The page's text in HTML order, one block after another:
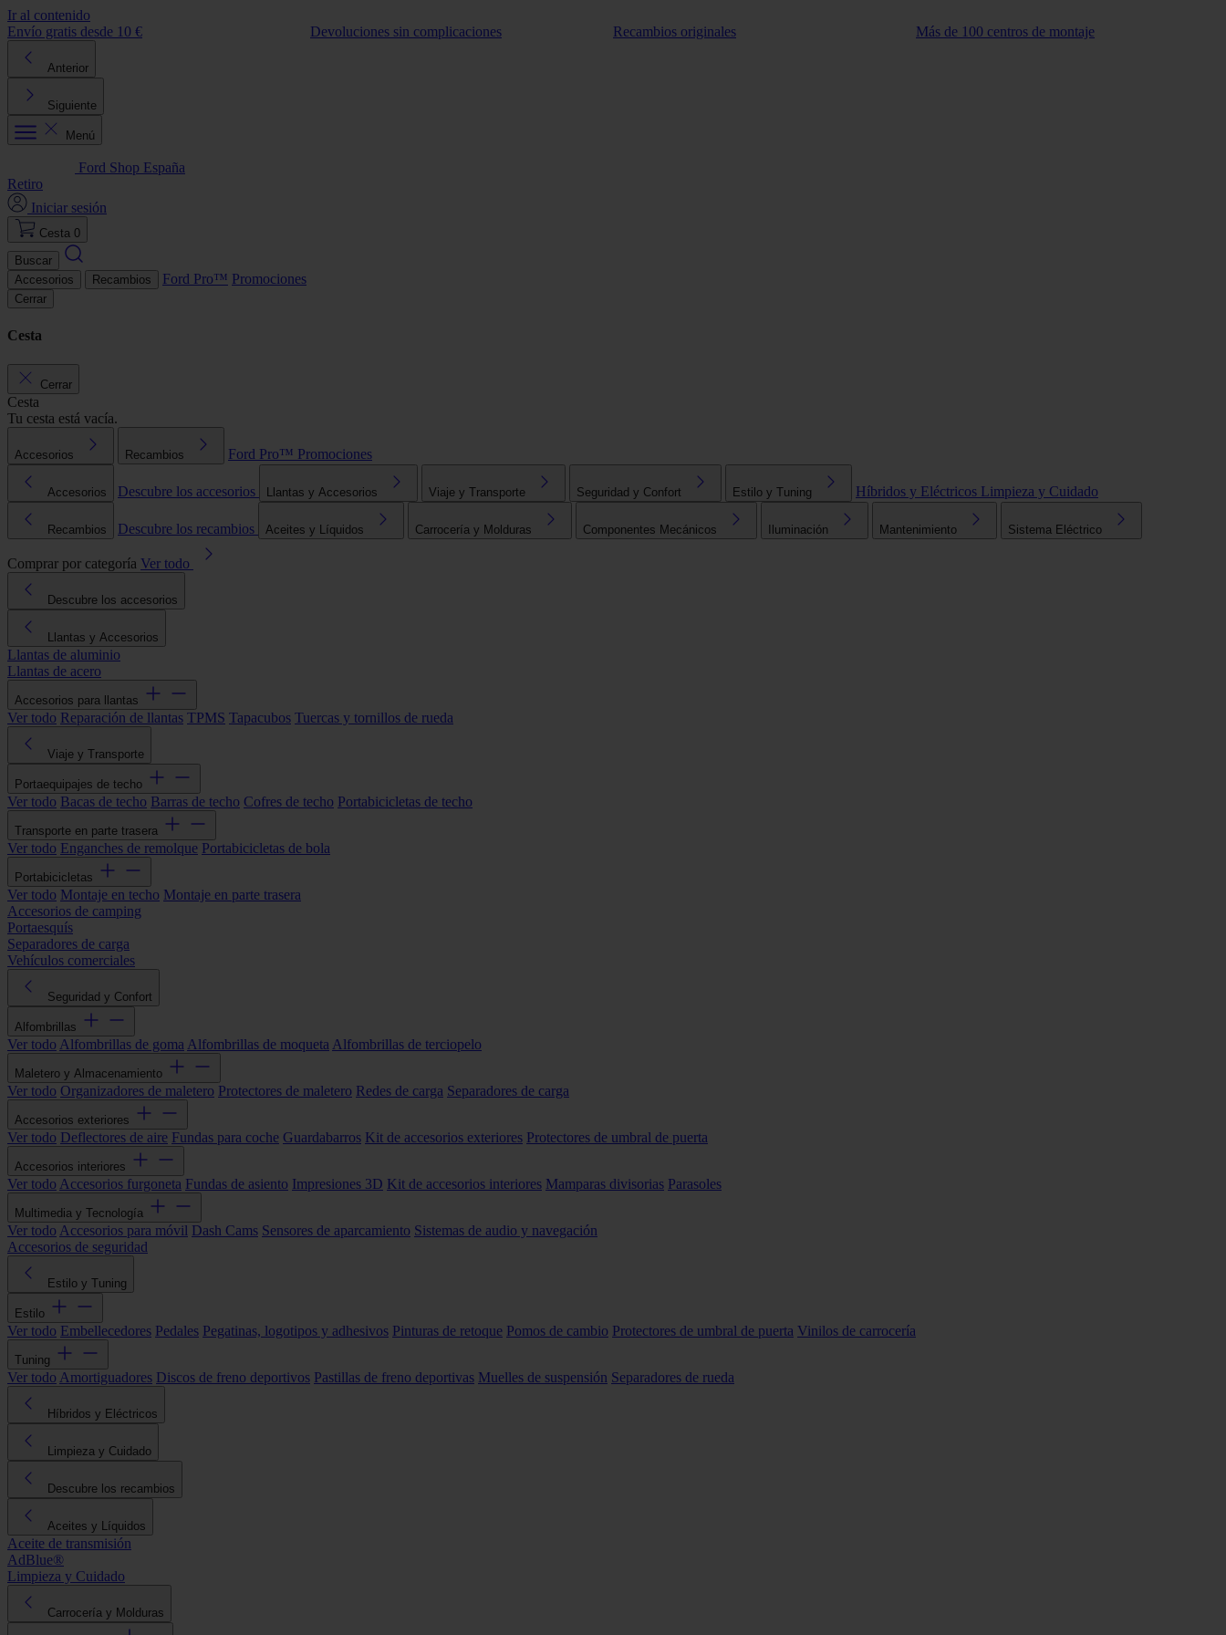
Ir al contenido
Envío gratis desde 10 €
Devoluciones sin complicaciones Recambios originales Más de 100 centros de montaje
Anterior
Siguiente
Menú
Ford Shop España
Retiro
Iniciar sesión
Cesta 0
Buscar
Accesorios
Recambios Ford Pro™ Promociones
Cerrar
Cesta
Cerrar
Cesta
Tu cesta está vacía.
Accesorios Recambios Ford Pro™ Promociones
Accesorios Descubre los accesorios Llantas y Accesorios Viaje y Transporte Seguridad y Confort Estilo y Tuning Híbridos y Eléctricos Limpieza y Cuidado
Recambios Descubre los recambios Aceites y Líquidos Carrocería y Molduras Componentes Mecánicos Iluminación Mantenimiento Sistema Eléctrico
Comprar por categoría Ver todo
Descubre los accesorios
Llantas y Accesorios
Llantas de aluminio
Llantas de acero
Accesorios para llantas
Ver todo Reparación de llantas TPMS Tapacubos Tuercas y tornillos de rueda
Viaje y Transporte
Portaequipajes de techo
Ver todo Bacas de techo Barras de techo Cofres de techo Portabicicletas de techo
Transporte en parte trasera
Ver todo Enganches de remolque Portabicicletas de bola
Portabicicletas
Ver todo Montaje en techo Montaje en parte trasera
Accesorios de camping
Portaesquís
Separadores de carga
Vehículos comerciales
Seguridad y Confort
Alfombrillas
Ver todo Alfombrillas de goma Alfombrillas de moqueta Alfombrillas de terciopelo
Maletero y Almacenamiento
Ver todo Organizadores de maletero Protectores de maletero Redes de carga Separadores de carga
Accesorios exteriores
Ver todo Deflectores de aire Fundas para coche Guardabarros Kit de accesorios exteriores Protectores de umbral de puerta
Accesorios interiores
Ver todo Accesorios furgoneta Fundas de asiento Impresiones 3D Kit de accesorios interiores Mamparas divisorias Parasoles
Multimedia y Tecnología
Ver todo Accesorios para móvil Dash Cams Sensores de aparcamiento Sistemas de audio y navegación
Accesorios de seguridad
Estilo y Tuning
Estilo
Ver todo Embellecedores Pedales Pegatinas, logotipos y adhesivos Pinturas de retoque Pomos de cambio Protectores de umbral de puerta Vinilos de carrocería
Tuning
Ver todo Amortiguadores Discos de freno deportivos Pastillas de freno deportivas Muelles de suspensión Separadores de rueda
Híbridos y Eléctricos
Limpieza y Cuidado
Descubre los recambios
Aceites y Líquidos
Aceite de transmisión
AdBlue®
Limpieza y Cuidado
Carrocería y Molduras